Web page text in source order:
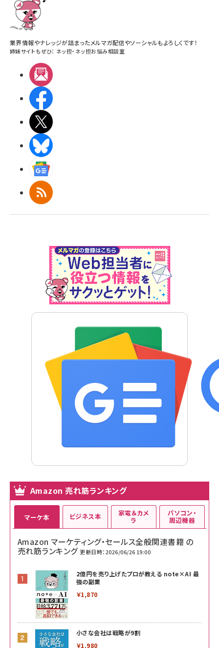
業界情報やナレッジが詰まったメルマガ配信やソーシャルもよろしくです！
姉妹サイトもぜひ： ネッ担・ ネッ担お悩み相談室
RSS
Amazon 売れ筋ランキング
マーケ本
Amazon マーケティング・セールス全般関連書籍 の
売れ筋ランキング 更新日時：2026/06/26 19:00
2億円を売り上げたプロが教える note×AI 最
強の副業
￥1,870
小さな会社は戦略が9割
￥1,980
ビジネス本 家電＆カメ
ラ
パソコン・
周辺機器